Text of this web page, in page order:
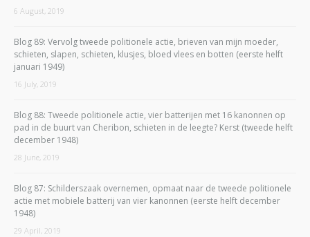
6 August, 2019
Blog 89: Vervolg tweede politionele actie, brieven van mijn moeder,
schieten, slapen, schieten, klusjes, bloed vlees en botten (eerste helft
januari 1949)
16 July, 2019
Blog 88: Tweede politionele actie, vier batterijen met 16 kanonnen op
pad in de buurt van Cheribon, schieten in de leegte? Kerst (tweede helft
december 1948)
28 June, 2019
Blog 87: Schilderszaak overnemen, opmaat naar de tweede politionele
actie met mobiele batterij van vier kanonnen (eerste helft december
1948)
29 April, 2019